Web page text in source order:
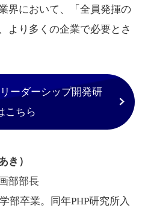
界において、「全員発揮の
より多くの企業で必要とさ
ーダーシップ開発研
こちら
き）
部部長
部卒業。同年PHP研究所入